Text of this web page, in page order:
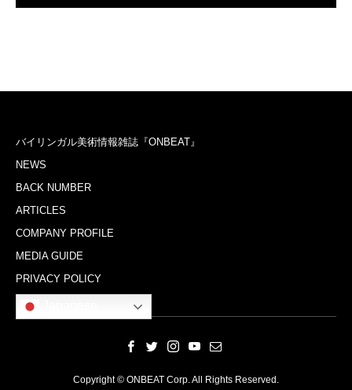
バイリンガル美術情報雑誌『ONBEAT』
NEWS
BACK NUMBER
ARTICLES
COMPANY PROFILE
MEDIA GUIDE
PRIVACY POLICY
Copyright © ONBEAT Corp. All Rights Reserved.